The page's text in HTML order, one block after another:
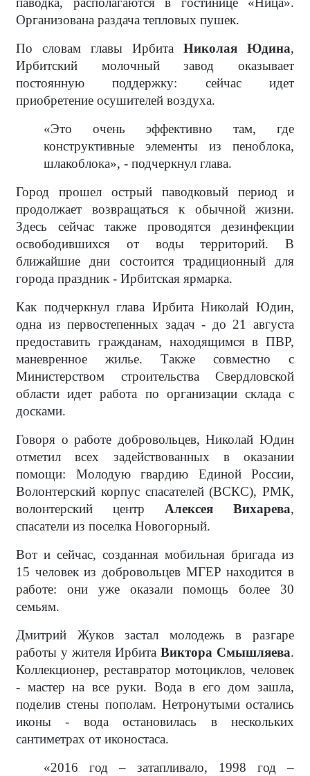
Организована раздача тепловых пушек.
По словам главы Ирбита Николая Юдина,
Ирбитский молочный завод оказывает
постоянную поддержку: сейчас идет
приобретение осушителей воздуха.
«Это очень эффективно там, где
конструктивные элементы из пеноблока,
шлакоблока», - подчеркнул глава.
Город прошел острый паводковый период и
продолжает возвращаться к обычной жизни.
Здесь сейчас также проводятся дезинфекции
освободившихся от воды территорий. В
ближайшие дни состоится традиционный для
города праздник - Ирбитская ярмарка.
Как подчеркнул глава Ирбита Николай Юдин,
одна из первостепенных задач - до 21 августа
предоставить гражданам, находящимся в ПВР,
маневренное жилье. Также совместно с
Министерством строительства Свердловской
области идет работа по организации склада с
досками.
Говоря о работе добровольцев, Николай Юдин
отметил всех задействованных в оказании
помощи: Молодую гвардию Единой России,
Волонтерский корпус спасателей (ВСКС), РМК,
волонтерский центр Алексея Вихарева,
спасатели из поселка Новогорный.
Вот и сейчас, созданная мобильная бригада из
15 человек из добровольцев МГЕР находится в
работе: они уже оказали помощь более 30
семьям.
Дмитрий Жуков застал молодежь в разгаре
работы у жителя ИрбитаВиктора Смышляева.
Коллекционер, реставратор мотоциклов, человек
- мастер на все руки. Вода в его дом зашла,
поделив стены пополам. Нетронутыми остались
иконы - вода остановилась в нескольких
сантиметрах от иконостаса.
«2016 год – затапливало, 1998 год –